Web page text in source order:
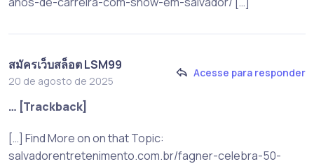
สมัครเว็บสล็อต LSM99
20 de agosto de 2025
Acesse para responder
… [Trackback]
[…] Find More on on that Topic:
salvadorentretenimento.com.br/fagner-celebra-50-